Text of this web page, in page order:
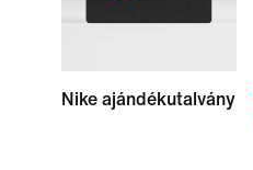
Nike ajándékutalvány